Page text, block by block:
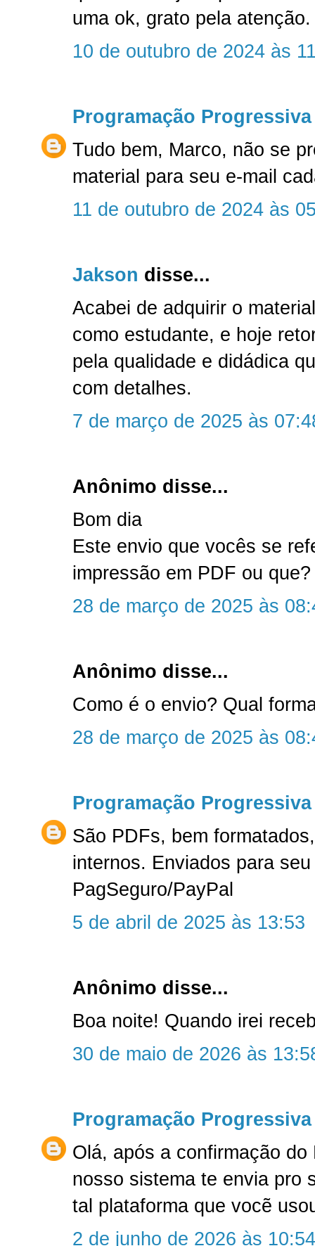
uma ok, grato pela atenção.
10 de outubro de 2024 às
Programação Progressiva
Tudo bem, Marco, não se
material para seu e-mail
11 de outubro de 2024 às
Jakson disse...
Acabei de adquirir o
como estudante, e hoje
pela qualidade e didádica
com detalhes.
7 de março de 2025 às
Anônimo disse...
Bom dia
Este envio que vocês se
impressão em PDF ou que?
28 de março de 2025 às
Anônimo disse...
Como é o envio? Qual
28 de março de 2025 às
Programação Progressiva
São PDFs, bem
internos. Enviados para
PagSeguro/PayPal
5 de abril de 2025 às 13:53
Anônimo disse...
Boa noite! Quando irei
30 de maio de 2026 às
Programação Progressiva
Olá, após a confirmação
nosso sistema te envia pro
tal plataforma que vocẽ
2 de junho de 2026 às 10:54